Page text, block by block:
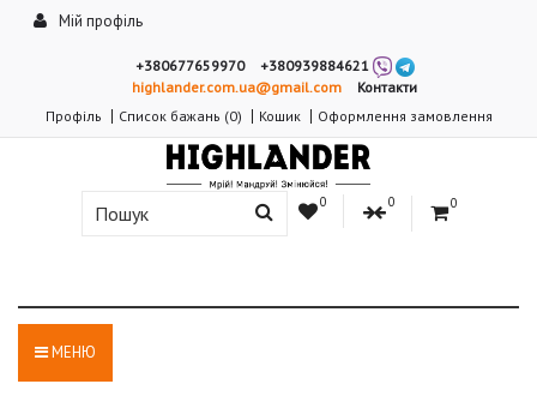
Мій профіль
+380677659970
+380939884621
highlander.com.ua@gmail.com
Контакти
Профіль
Список бажань (0) Кошик Оформлення замовлення
0 0 0
МЕНЮ